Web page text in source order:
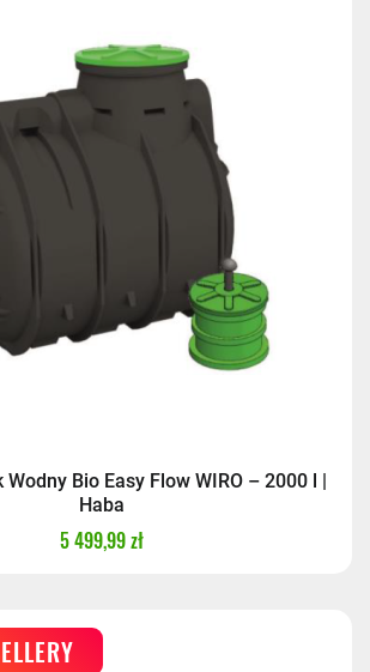
Bio Easy Flow WIRO – 2000 l |
Haba
5 499,99 zł